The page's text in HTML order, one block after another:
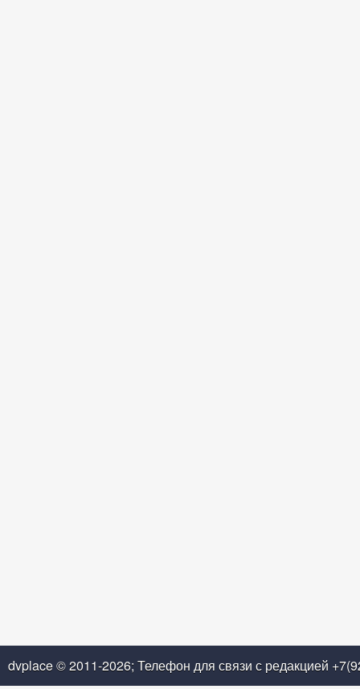
dvplace © 2011-2026; Телефон для связи с редакцией